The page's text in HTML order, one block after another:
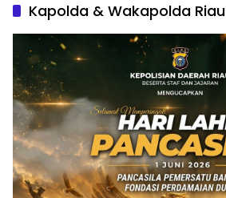
Kapolda & Wakapolda Riau